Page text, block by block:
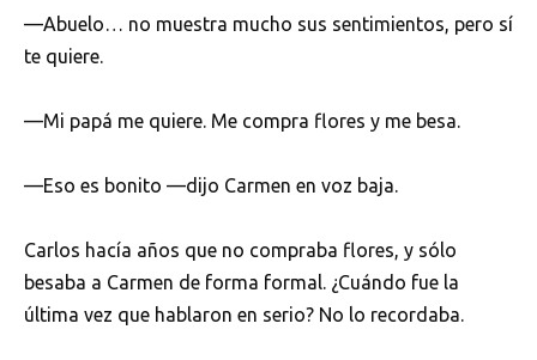
—Abuelo… no muestra mucho sus sentimientos, pero sí
te quiere.
—Mi papá me quiere. Me compra flores y me besa.
—Eso es bonito —dijo Carmen en voz baja.
Carlos hacía años que no compraba flores, y sólo
besaba a Carmen de forma formal. ¿Cuándo fue la
última vez que hablaron en serio? No lo recordaba.